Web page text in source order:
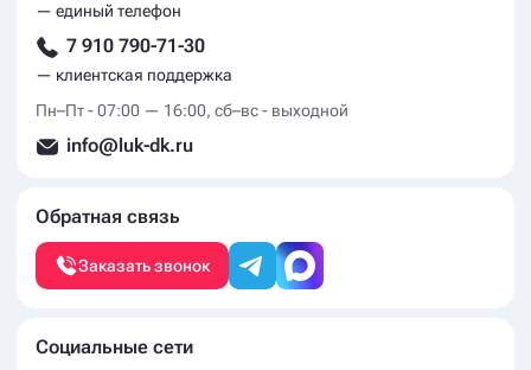
— единый телефон
7 910 790-71-30
— клиентская поддержка
Пн–Пт - 07:00 — 16:00, сб–вс - выходной
info@luk-dk.ru
Обратная связь
Заказать звонок
Социальные сети